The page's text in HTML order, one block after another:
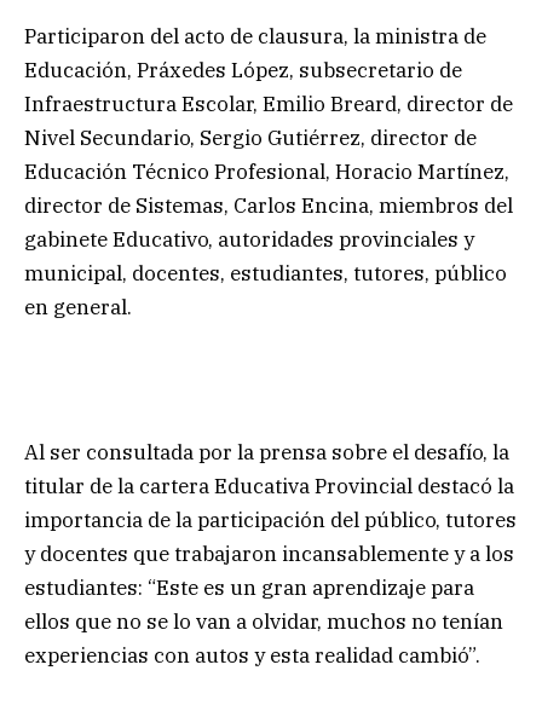
Participaron del acto de clausura, la ministra de
Educación, Práxedes López, subsecretario de
Infraestructura Escolar, Emilio Breard, director de
Nivel Secundario, Sergio Gutiérrez, director de
Educación Técnico Profesional, Horacio Martínez,
director de Sistemas, Carlos Encina, miembros del
gabinete Educativo, autoridades provinciales y
municipal, docentes, estudiantes, tutores, público
en general.
Al ser consultada por la prensa sobre el desafío, la
titular de la cartera Educativa Provincial destacó la
importancia de la participación del público, tutores
y docentes que trabajaron incansablemente y a los
estudiantes: “Este es un gran aprendizaje para
ellos que no se lo van a olvidar, muchos no tenían
experiencias con autos y esta realidad cambió”.